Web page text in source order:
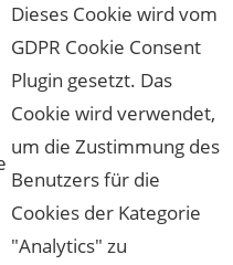
Dieses Cookie wird vom
GDPR Cookie Consent
Plugin gesetzt. Das
Cookie wird verwendet,
um die Zustimmung des
Benutzers für die
Cookies der Kategorie
"Analytics" zu